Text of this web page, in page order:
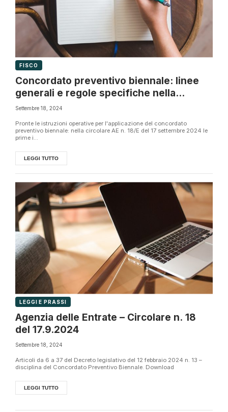
FISCO
Concordato preventivo biennale: linee
generali e regole specifiche nella
circolare n. 18/E
Settembre 18, 2024
Pronte le istruzioni operative per l'applicazione del concordato
preventivo biennale: nella circolare AE n. 18/E del 17 settembre 2024 le
prime i...
LEGGI TUTTO
LEGGI E PRASSI
Agenzia delle Entrate – Circolare n. 18
del 17.9.2024
Settembre 18, 2024
Articoli da 6 a 37 del Decreto legislativo del 12 febbraio 2024 n. 13 –
disciplina del Concordato Preventivo Biennale. Download
LEGGI TUTTO